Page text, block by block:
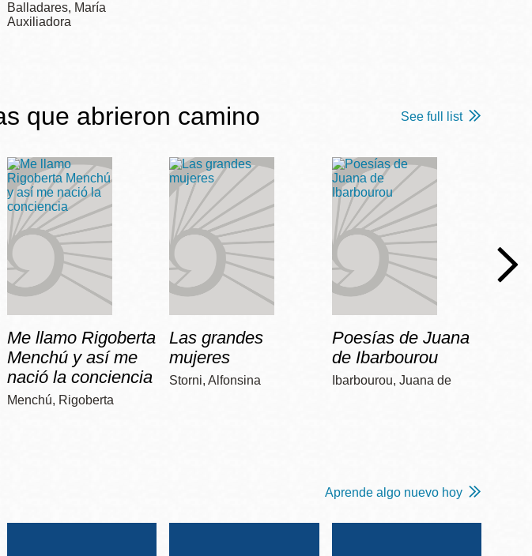
Balladares, María
Auxiliadora
que abrieron camino See full list
Me llamo Rigoberta
Menchú y así me
nació la conciencia
Menchú, Rigoberta
Las grandes
mujeres
Storni, Alfonsina
Poesías de Juana
de Ibarbourou
Ibarbourou, Juana de
Aprende algo nuevo hoy